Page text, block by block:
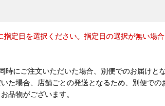
定日を選択ください。指定日の選択が無い場
にご注文いただいた場合、別便でのお届けとな
た場合、店舗ごとの発送となるため、別便での
品物がございます。